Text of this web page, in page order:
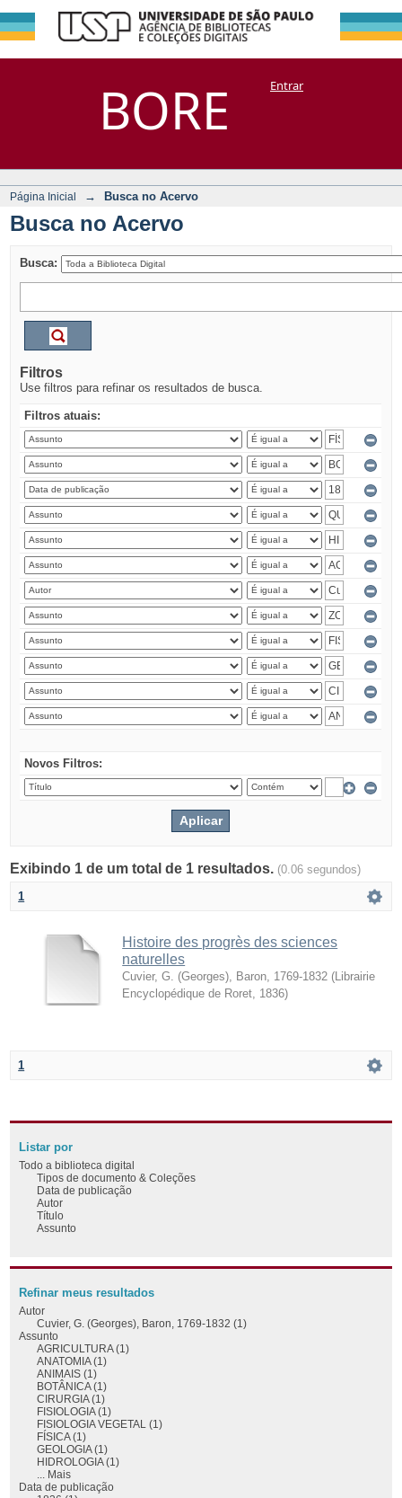
BORE
Busca no Acervo
DSpace/Manakin + CoriscoEntrar
Página Inicial → Busca no Acervo
Busca no Acervo
Busca:
Filtros
Use filtros para refinar os resultados de busca.
Filtros atuais:
Novos Filtros:
Exibindo 1 de um total de 1 resultados. (0.06 segundos)
1
Histoire des progrès des sciences
naturelles
Cuvier, G. (Georges), Baron, 1769-1832 ( Librairie
Encyclopédique de Roret 1836)
1
Listar por
Todo a biblioteca digital
Tipos de documento & Coleções
Data de publicação
Autor
Título
Assunto
Refinar meus resultados
Autor
Cuvier, G. (Georges), Baron, 1769-1832 (1)
Assunto
AGRICULTURA (1)
ANATOMIA (1)
ANIMAIS (1)
BOTÂNICA (1)
CIRURGIA (1)
FISIOLOGIA (1)
FISIOLOGIA VEGETAL (1)
FÍSICA (1)
GEOLOGIA (1)
HIDROLOGIA (1)
... Mais
Data de publicação